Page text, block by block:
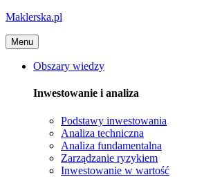
Maklerska.pl
Menu
Obszary wiedzy
Inwestowanie i analiza
Podstawy inwestowania
Analiza techniczna
Analiza fundamentalna
Zarządzanie ryzykiem
Inwestowanie w wartość